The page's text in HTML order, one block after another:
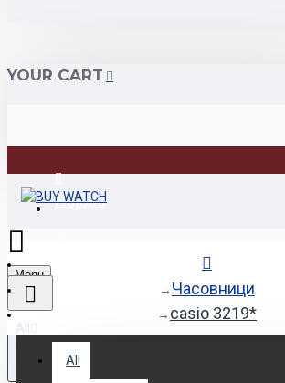
YOUR CART
Најава
Menu
All
All
Часовници
casio 3219*